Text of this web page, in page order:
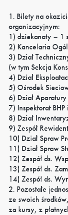
1. Bilety na
organizacyjnym:
1) dziekanaty – 1
2) Kancelaria
3) Dział
(w tym Sekcja
4) Dział
5) Ośrodek
6) Dział
7) Inspektorat
8) Dział
9) Zespół
10) Dział Spraw
11) Dział Spraw
12) Zespół ds.
13) Zespół ds.
14) Zespół ds.
2. Pozostałe
ze swoich
za kursy, z